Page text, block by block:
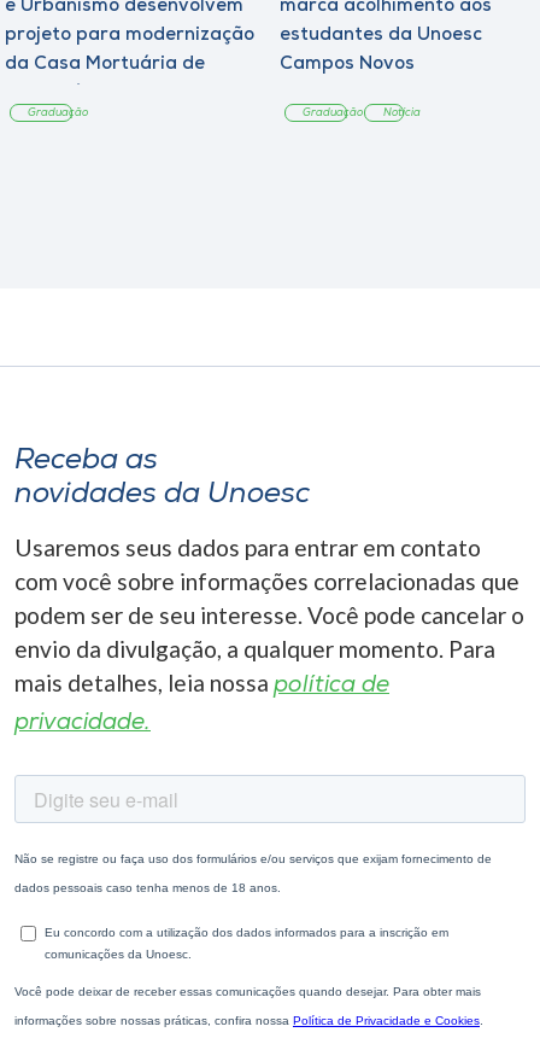
e Urbanismo desenvolvem
projeto para modernização
da Casa Mortuária de
Graduação
marca acolhimento aos
estudantes da Unoesc
Campos Novos
Graduação Notícia
Receba as
novidades da Unoesc
Usaremos seus dados para entrar em contato
com você sobre informações correlacionadas que
podem ser de seu interesse. Você pode cancelar o
envio da divulgação, a qualquer momento. Para
mais detalhes, leia nossa política de
privacidade.